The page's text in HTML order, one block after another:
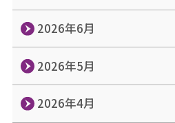
2026年6月
2026年5月
2026年4月